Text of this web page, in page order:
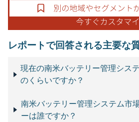
レポートで回答される主要な
現在の南米バッテリー管理シス
のくらいですか？
南米バッテリー管理システム市
ーは誰ですか？